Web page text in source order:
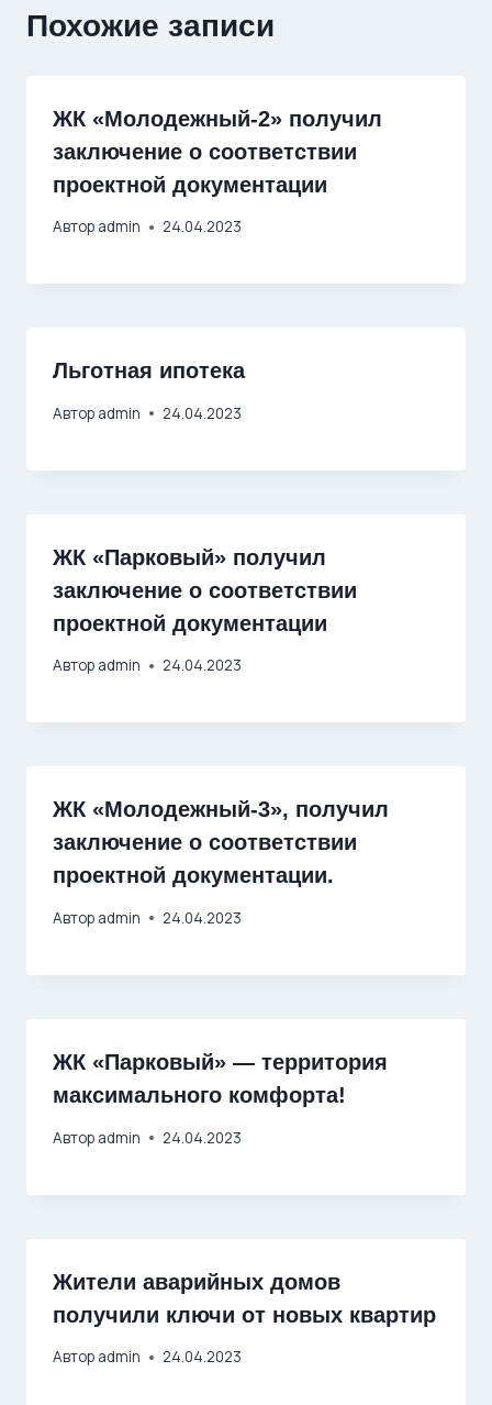
Похожие записи
ЖК «Молодежный-2» получил
заключение о соответствии
проектной документации
Автор admin 24.04.2023
Льготная ипотека
Автор admin 24.04.2023
ЖК «Парковый» получил
заключение о соответствии
проектной документации
Автор admin 24.04.2023
ЖК «Молодежный-3», получил
заключение о соответствии
проектной документации.
Автор admin 24.04.2023
ЖК «Парковый» — территория
максимального комфорта!
Автор admin 24.04.2023
Жители аварийных домов
получили ключи от новых квартир
Автор admin 24.04.2023